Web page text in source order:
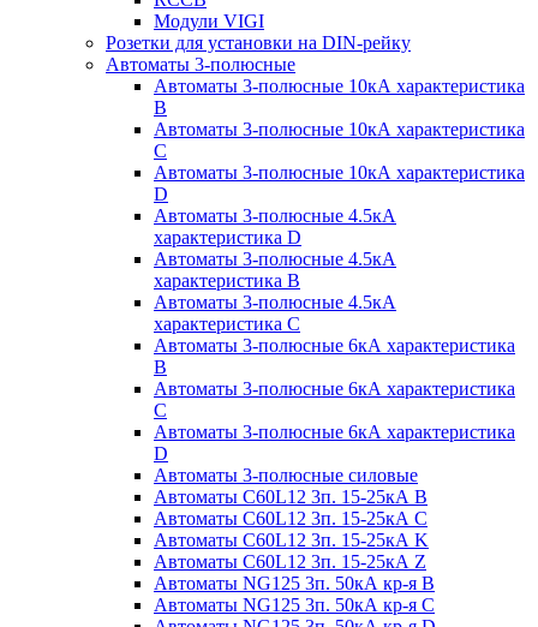
Модули VIGI
Розетки для установки на DIN-рейку
Автоматы 3-полюсные
Автоматы 3-полюсные 10кА характеристика
B
Автоматы 3-полюсные 10кА характеристика
C
Автоматы 3-полюсные 10кА характеристика
D
Автоматы 3-полюсные 4.5кА
характеристика D
Автоматы 3-полюсные 4.5кА
характеристика В
Автоматы 3-полюсные 4.5кА
характеристика С
Автоматы 3-полюсные 6кА характеристика
B
Автоматы 3-полюсные 6кА характеристика
C
Автоматы 3-полюсные 6кА характеристика
D
Автоматы 3-полюсные силовые
Автоматы C60L12 3п. 15-25кА B
Автоматы C60L12 3п. 15-25кА C
Автоматы C60L12 3п. 15-25кА K
Автоматы C60L12 3п. 15-25кА Z
Автоматы NG125 3п. 50кА кр-я B
Автоматы NG125 3п. 50кА кр-я C